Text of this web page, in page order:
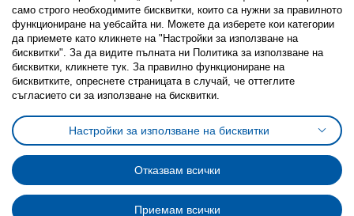
Политика за използване на бисквитки (Cookies)
Избор на настройки за използване на бисквитки
Условия за ползване на ikea.bgОбща политика за личните данни
Политика за защита на личните данни на ikea.bg
Общи условия на програма IKEA Family
Политика за защита на лични данни на програма IKEA Family
само строго необходимитe бисквитки, които са нужни за правилното
функциониране на уебсайта ни. Можете да изберете кои категории
да приемете като кликнете на "Настройки за използване на
бисквитки". За да видите пълната ни Политика за използване на
бисквитки, кликнете тук. За правилно функциониране на
бисквитките, опреснете страницата в случай, че оттеглите
съгласието си за използване на бисквитки.
Настройки за използване на бисквитки
Отказвам всички
Приемам всички